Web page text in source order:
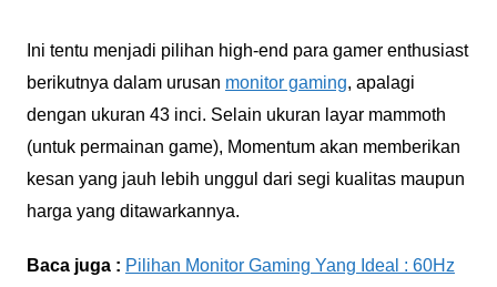
Ini tentu menjadi pilihan high-end para gamer enthusiast
berikutnya dalam urusan monitor gaming, apalagi
dengan ukuran 43 inci. Selain ukuran layar mammoth
(untuk permainan game), Momentum akan memberikan
kesan yang jauh lebih unggul dari segi kualitas maupun
harga yang ditawarkannya.
Baca juga : Pilihan Monitor Gaming Yang Ideal : 60Hz